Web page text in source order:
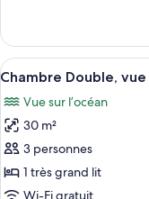
vue
mer
le
type
de
Chambre
Familiale,
vue
mer
Afficher
toutes
les
photos
pour
ce
type
6
Chambre Double,
Vue sur l’océan
30 m²
3 personnes
1 très grand lit
Wi-Fi gratuit